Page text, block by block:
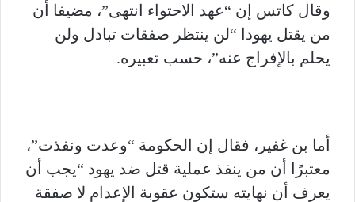
وقال كاتس إن “عهد الاحتواء انتهى”، مضيفا أن
من يقتل يهودا “لن ينتظر صفقات تبادل ولن
يحلم بالإفراج عنه”، حسب تعبيره.
أما بن غفير، فقال إن الحكومة “وعدت ونفذت”،
معتبرًا أن من ينفذ عملية قتل ضد يهود “يجب أن
يعرف أن نهايته ستكون عقوبة الإعدام لا صفقة